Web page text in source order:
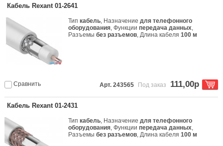
Кабель Rexant 01-2641
Типкабель, Назначениедля телефонного
оборудования, Функциипередача данных,
Разъемыбез разъемов, Длина кабеля100 м
Сравнить Арт. 243565 Под заказ 111,00р
Кабель Rexant 01-2431
Типкабель, Назначениедля телефонного
оборудования, Функциипередача данных,
Разъемыбез разъемов, Длина кабеля100 м